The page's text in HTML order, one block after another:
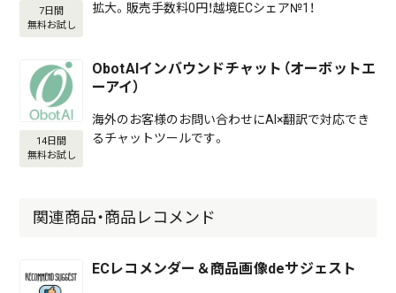
7日間
無料お試し
拡大。販売手数料0円！越境ECシェア№1！
14日間
無料お試し
ObotAIインバウンドチャット（オーボットエ
ーアイ）
海外のお客様のお問い合わせにAI×翻訳で対応でき
るチャットツールです。
関連商品・商品レコメンド
ECレコメンダー＆商品画像deサジェスト